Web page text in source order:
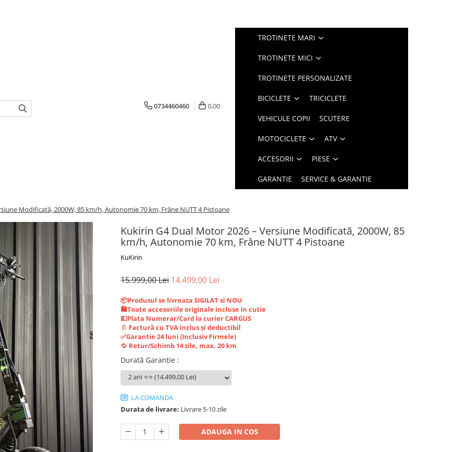
0734460460 0,00
TROTINETE MARI
TROTINETE MICI
TROTINETE PERSONALIZATE
BICICLETE TRICICLETE
VEHICULE COPII SCUTERE
MOTOCICLETE ATV
ACCESORII PIESE
GARANTIE SERVICE & GARANTIE
Modificată, 2000W, 85 km/h, Autonomie 70 km, Frâne NUTT 4 Pistoane
Kukirin G4 Dual Motor 2026 – Versiune Modificată, 2000W, 85
km/h, Autonomie 70 km, Frâne NUTT 4 Pistoane
KuKirin
15.999,00 Lei 14.499,00 Lei
📦Produsul se livreaza SIGILAT si NOU
🛍️Toate accesoriile originale incluse in cutie
💵Plata Numerar/Card la curier CARGUS
📄 Factură cu TVA inclus și deductibil
✅Garantie 24 luni (Inclusiv Firmele)
🔁 Retur/Schimb 14 zile, max. 20 km
Durată Garanție :
LA COMANDA
Durata de livrare: Livrare 5-10 zile
ADAUGA IN COS